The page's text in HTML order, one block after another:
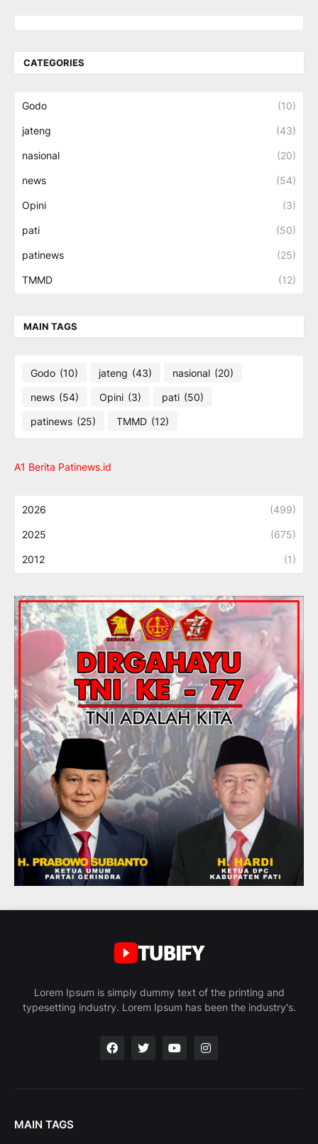
CATEGORIES
Godo (10)
jateng (43)
nasional (20)
news (54)
Opini (3)
pati (50)
patinews (25)
TMMD (12)
MAIN TAGS
Godo (10) jateng (43) nasional (20)
news (54) Opini (3) pati (50)
patinews (25) TMMD (12)
A1 Berita Patinews.id
2026 (499)
2025 (675)
2012 (1)
Lorem Ipsum is simply dummy text of the printing and
typesetting industry. Lorem Ipsum has been the industry's.
MAIN TAGS